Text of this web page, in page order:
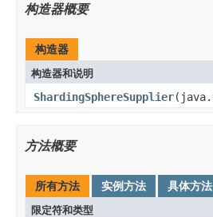
构造器概要
构造器
构造器和说明
ShardingSphereSupplier
方法概要
所有方法 实例方法 具体方法
限定符和类型